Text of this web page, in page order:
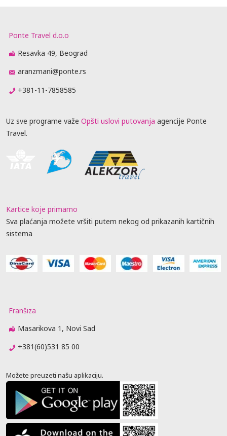
Ponte Travel d.o.o
Resavka 49, Beograd
aranzmani@ponte.rs
+381-11-7858585
Uz sve programe važe Opšti uslovi putovanja agencije Ponte
Travel.
Kartice koje primamo
Sva plaćanja možete vršiti putem nekog od prikazanih kartičnih
sistema
Franšiza
Masarikova 1, Novi Sad
+381(60)531 85 00
Možete preuzeti našu aplikaciju.